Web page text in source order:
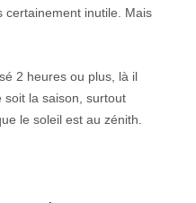
certainement inutile. Mais
2 heures ou plus, là il
soit la saison, surtout
le soleil est au zénith.